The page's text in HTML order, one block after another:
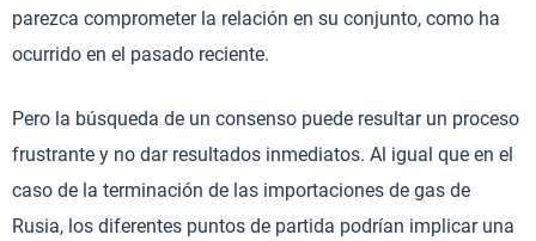
parezca comprometer la relación en su conjunto, como ha
ocurrido en el pasado reciente.
Pero la búsqueda de un consenso puede resultar un proceso
frustrante y no dar resultados inmediatos. Al igual que en el
caso de la terminación de las importaciones de gas de
Rusia, los diferentes puntos de partida podrían implicar una